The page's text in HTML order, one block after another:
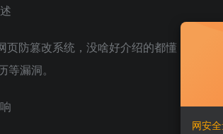
页防篡改系统，没啥好介绍的都懂，就是
漏洞。
网安